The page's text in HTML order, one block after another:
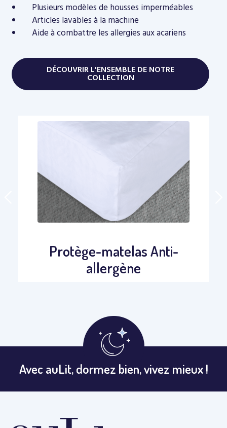
Plusieurs modèles de housses imperméables
Articles lavables à la machine
Aide à combattre les allergies aux acariens
DÉCOUVRIR L'ENSEMBLE DE NOTRE
COLLECTION
Protège-matelas Anti-
allergène
Avec auLit, dormez bien, vivez mieux !